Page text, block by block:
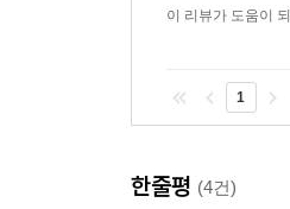
저항했다.
흑인들은 ‘대각성
마틴 루서 킹의 비
이 리뷰가 도움이
1
한줄평 (4건)